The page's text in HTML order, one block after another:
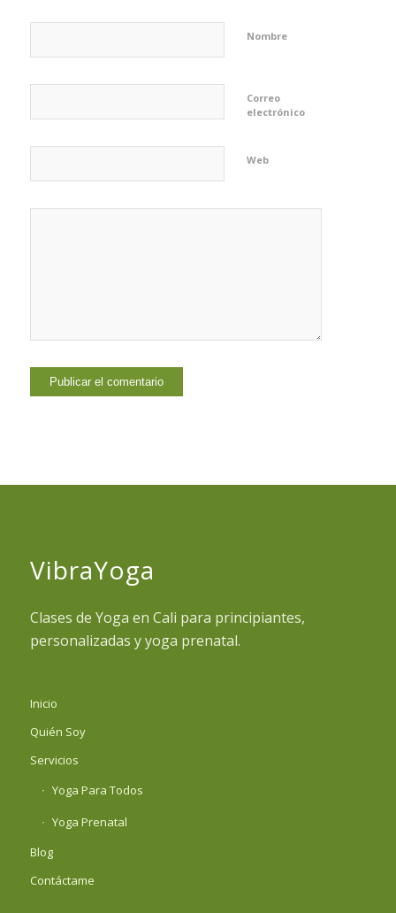
Nombre
Correo
electrónico
Web
VibraYoga
Clases de Yoga en Cali para principiantes,
personalizadas y yoga prenatal.
Inicio
Quién Soy
Servicios
Yoga Para Todos
Yoga Prenatal
Blog
Contáctame